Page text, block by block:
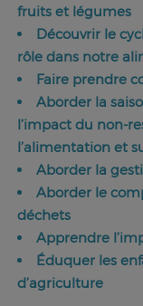
fruits et légumes
Découvrir le
rôle dans notre
Faire prendre
Aborder la
l’impact du non-
l’alimentation et
Aborder la
Aborder le
déchets
Apprendre
Éduquer les
d’agriculture